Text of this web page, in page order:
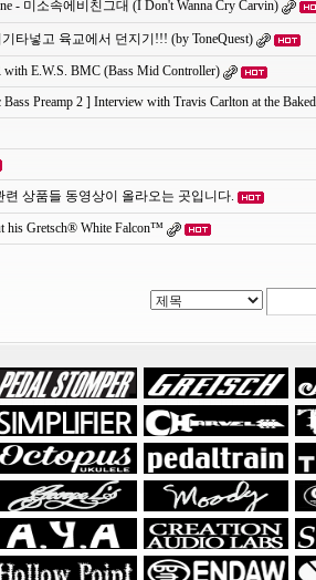
- 미소속에비친그대 (I Don't Wanna Cry Carvin)
타넣고 육교에서 던지기!!! (by ToneQuest)
E.W.S. BMC (Bass Mid Controller)
Preamp 2 ] Interview with Travis Carlton at the
련 상품들 동영상이 올라오는 곳입니다.
his Gretsch® White Falcon™